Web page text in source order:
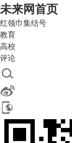
未来网首页
红领巾集结号
教育
高校
评论